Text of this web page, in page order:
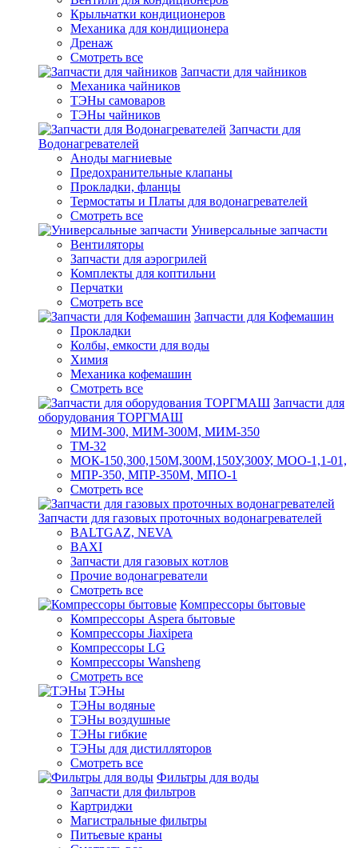
Крыльчатки кондиционеров
Механика для кондиционера
Дренаж
Смотреть все
Запчасти для чайников
Механика чайников
ТЭНы самоваров
ТЭНы чайников
Запчасти для
Водонагревателей
Аноды магниевые
Предохранительные клапаны
Прокладки, фланцы
Термостаты и Платы для водонагревателей
Смотреть все
Универсальные запчасти
Вентиляторы
Запчасти для аэрогрилей
Комплекты для коптильни
Перчатки
Смотреть все
Запчасти для Кофемашин
Прокладки
Колбы, емкости для воды
Химия
Механика кофемашин
Смотреть все
Запчасти для
оборудования ТОРГМАШ
МИМ-300, МИМ-300М, МИМ-350
ТМ-32
МОК-150,300,150М,300М,150У,300У, МОО-1,1-01,
МПР-350, МПР-350М, МПО-1
Смотреть все
Запчасти для газовых проточных водонагревателей
BALTGAZ, NEVA
BAXI
Запчасти для газовых котлов
Прочие водонагреватели
Смотреть все
Компрессоры бытовые
Компрессоры Aspera бытовые
Компрессоры Jiaxipera
Компрессоры LG
Компрессоры Wansheng
Смотреть все
ТЭНы
ТЭНы водяные
ТЭНы воздушные
ТЭНы гибкие
ТЭНы для дистилляторов
Смотреть все
Фильтры для воды
Запчасти для фильтров
Картриджи
Магистральные фильтры
Питьевые краны